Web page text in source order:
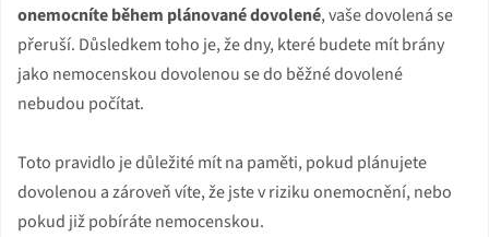
onemocníte během plánované dovolené, vaše dovolená se
přeruší. Důsledkem toho je, že dny, které budete mít brány
jako nemocenskou dovolenou se do běžné dovolené
nebudou počítat.
Toto pravidlo je důležité mít na paměti, pokud plánujete
dovolenou a zároveň víte, že jste v riziku onemocnění, nebo
pokud již pobíráte nemocenskou.